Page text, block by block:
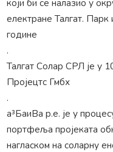
који би се налазио у
електране Талгат.
године
.
Талгат Солар СРЛ је у
Пројецтс Гмбх
.
а³БаиВа р.е. је у
портфеља пројеката
нагласком на соларну